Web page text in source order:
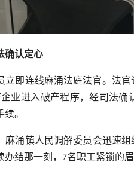
确认定心
立即连线麻涌法庭法官。法
业进入破产程序，经司法确
。
麻涌镇人民调解委员会迅速
办结那一刻，7名职工紧锁的